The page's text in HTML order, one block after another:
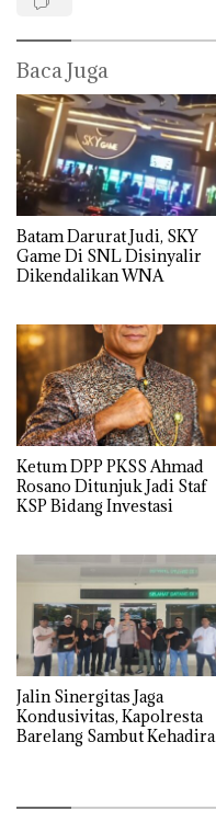
Baca Juga
Batam Darurat Judi, SKY
Game Di SNL Disinyalir
Dikendalikan WNA
Ketum DPP PKSS Ahmad
Rosano Ditunjuk Jadi Staf
KSP Bidang Investasi
Jalin Sinergitas Jaga
Kondusivitas, Kapolresta
Barelang Sambut Kehadiran